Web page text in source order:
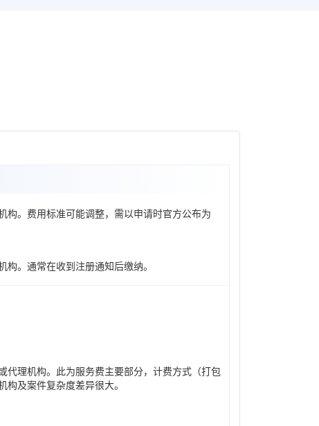
构。费用标准可能调整，需以申请时官方公布为
构。通常在收到注册通知后缴纳。
代理机构。此为服务费主要部分，计费方式（打包
构及案件复杂度差异很大。